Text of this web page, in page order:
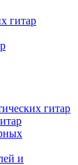
гитар
гитар
и